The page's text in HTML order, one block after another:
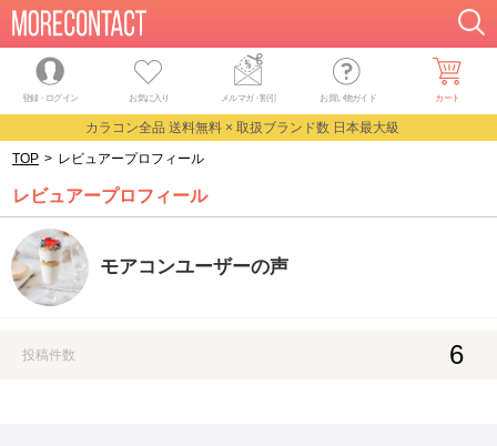
登録・ログイン お気に入り メルマガ・割引 お買い物ガイド カート
カラコン全品 送料無料 × 取扱ブランド数 日本最大級
TOP > レビュアープロフィール
レビュアープロフィール
モアコンユーザーの声
投稿件数 6